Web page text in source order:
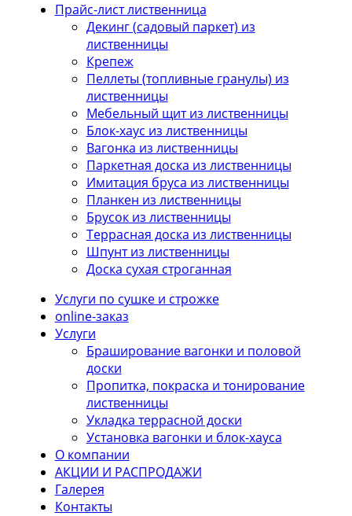
Прайс-лист лиственница
Декинг (cадовый паркет) из
лиственницы
Крепеж
Пеллеты (топливные гранулы) из
лиственницы
Мебельный щит из лиственницы
Блок-хаус из лиственницы
Вагонка из лиственницы
Паркетная доска из лиственницы
Имитация бруса из лиственницы
Планкен из лиственницы
Брусок из лиственницы
Террасная доска из лиственницы
Шпунт из лиственницы
Доска сухая строганная
Услуги по сушке и строжке
online-заказ
Услуги
Браширование вагонки и половой
доски
Пропитка, покраска и тонирование
лиственницы
Укладка террасной доски
Установка вагонки и блок-хауса
О компании
АКЦИИ И РАСПРОДАЖИ
Галерея
Контакты